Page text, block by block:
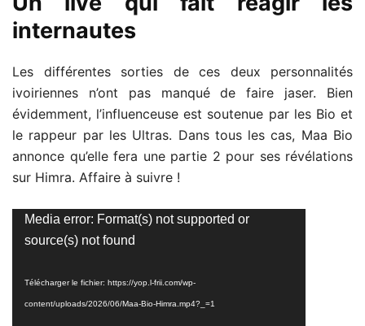
internautes
Les différentes sorties de ces deux personnalités
ivoiriennes n’ont pas manqué de faire jaser. Bien
évidemment, l’influenceuse est soutenue par les Bio et
le rappeur par les Ultras. Dans tous les cas, Maa Bio
annonce qu’elle fera une partie 2 pour ses révélations
sur Himra. Affaire à suivre !
Lecteur
vidéo
Media error: Format(s) not supported or
source(s) not found
Télécharger le fichier: https://yop.l-frii.com/wp-
content/uploads/2026/06/Maa-Bio-Himra.mp4?_=1